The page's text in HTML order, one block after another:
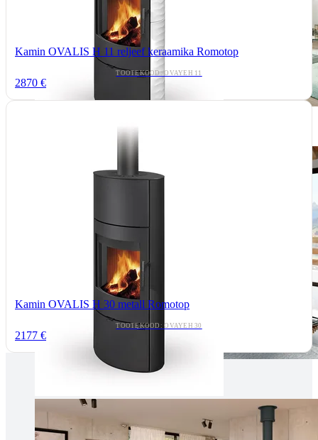
Kamin OVALIS H 11 reljeef keraamika Romotop
TOOTEKOOD: OVAYEH 11
2870 €
Kamin OVALIS H 30 metall Romotop
TOOTEKOOD: OVAYEH 30
2177 €
Pärnu mnt. 139E/2, 11317, Tallinn
(+372) 677 6977